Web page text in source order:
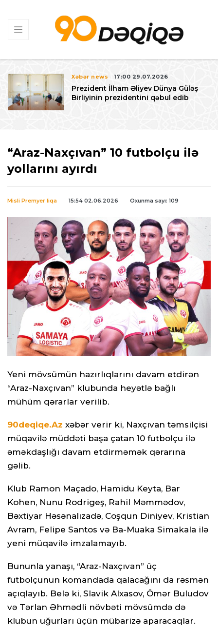
Xəbər news 17:00 29.07.2026
Prezident İlham Əliyev Dünya Güləş
Birliyinin prezidentini qəbul edib
“Araz-Naxçıvan” 10 futbolçu ilə
yollarını ayırdı
Misli Premyer liqa 15:54 02.06.2026 Oxunma sayı: 109
Yeni mövsümün hazırlıqlarını davam etdirən
“Araz-Naxçıvan” klubunda heyətlə bağlı
mühüm qərarlar verilib.
90deqiqe.Az xəbər verir ki, Naxçıvan təmsilçisi
müqavilə müddəti başa çatan 10 futbolçu ilə
əməkdaşlığı davam etdirməmək qərarına
gəlib.
Klub Ramon Maçado, Hamidu Keyta, Bar
Kohen, Nunu Rodrigeş, Rahil Məmmədov,
Bəxtiyar Həsənalızadə, Coşqun Diniyev, Kristian
Avram, Felipe Santos və Ba-Muaka Simakala ilə
yeni müqavilə imzalamayıb.
Bununla yanaşı, “Araz-Naxçıvan” üç
futbolçunun komandada qalacağını da rəsmən
açıqlayıb. Belə ki, Slavik Alxasov, Ömər Buludov
və Tərlan Əhmədli növbəti mövsümdə də
klubun uğurları üçün mübarizə aparacaqlar.